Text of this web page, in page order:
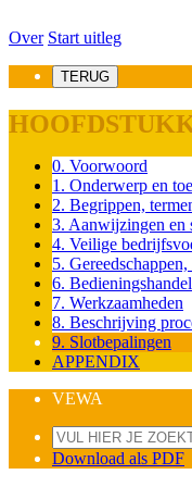
Over Start uitleg
TERUG
0. Voorwoord
1. Onderwerp en
2. Begrippen,
3. Aanwijzingen en
4. Veilige
5.
6.
7. Werkzaamheden
8. Beschrijving
9. Slotbepalingen
APPENDIX
VEWA
Download als PDF